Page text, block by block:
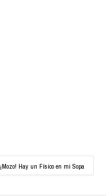
¡Mozo! Hay un Físico en mi Sopa